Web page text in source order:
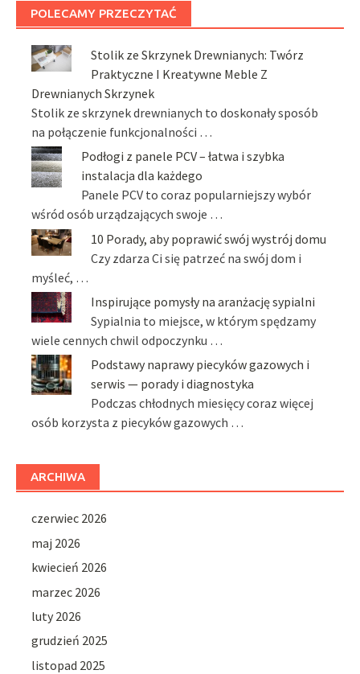
POLECAMY PRZECZYTAĆ
Stolik ze Skrzynek Drewnianych: Twórz
Praktyczne I Kreatywne Meble Z
Drewnianych Skrzynek
Stolik ze skrzynek drewnianych to doskonały sposób
na połączenie funkcjonalności …
Podłogi z panele PCV – łatwa i szybka
instalacja dla każdego
Panele PCV to coraz popularniejszy wybór
wśród osób urządzających swoje …
10 Porady, aby poprawić swój wystrój domu
Czy zdarza Ci się patrzeć na swój dom i
myśleć, …
Inspirujące pomysły na aranżację sypialni
Sypialnia to miejsce, w którym spędzamy
wiele cennych chwil odpoczynku …
Podstawy naprawy piecyków gazowych i
serwis — porady i diagnostyka
Podczas chłodnych miesięcy coraz więcej
osób korzysta z piecyków gazowych …
ARCHIWA
czerwiec 2026
maj 2026
kwiecień 2026
marzec 2026
luty 2026
grudzień 2025
listopad 2025